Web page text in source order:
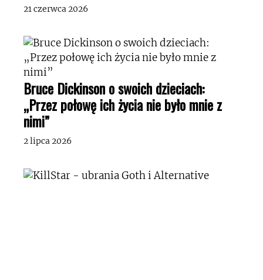
21 czerwca 2026
Bruce Dickinson o swoich dzieciach:
„Przez połowę ich życia nie było mnie z
nimi”
2 lipca 2026